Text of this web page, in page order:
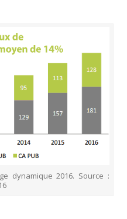
dynamique 2016. Source :